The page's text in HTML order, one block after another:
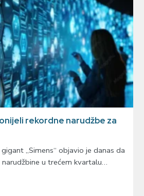
rekordne narudžbe za
„Simens“ objavio je danas da
u trećem kvartalu…